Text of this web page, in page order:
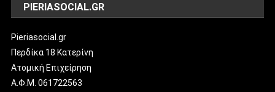
PIERIASOCIAL.GR
Pieriasocial.gr
Περδίκα 18 Κατερίνη
Ατομική Επιχείρηση
Α.Φ.Μ. 061722563